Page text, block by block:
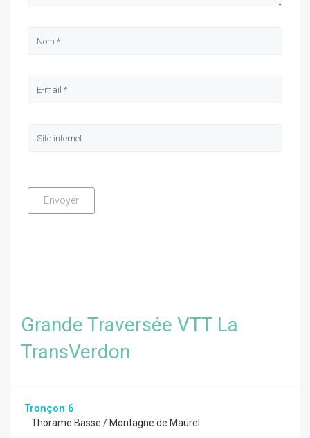
Grande Traversée VTT La
TransVerdon
Tronçon 6
Thorame Basse / Montagne de Maurel